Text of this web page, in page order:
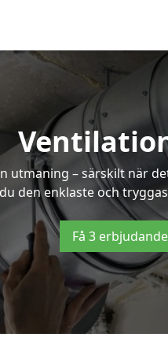
utmaning – särskilt när
du den enklaste och
Få 3